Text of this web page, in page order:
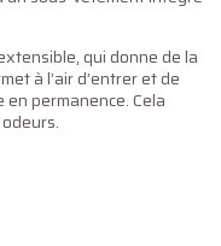
qui donne de la
à l’air d’entrer et de
permanence. Cela